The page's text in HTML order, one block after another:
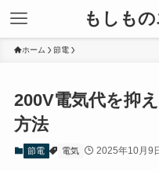
もしも
ホーム 節電
200V電気代を抑
方法
節電 電気 2025年10月9